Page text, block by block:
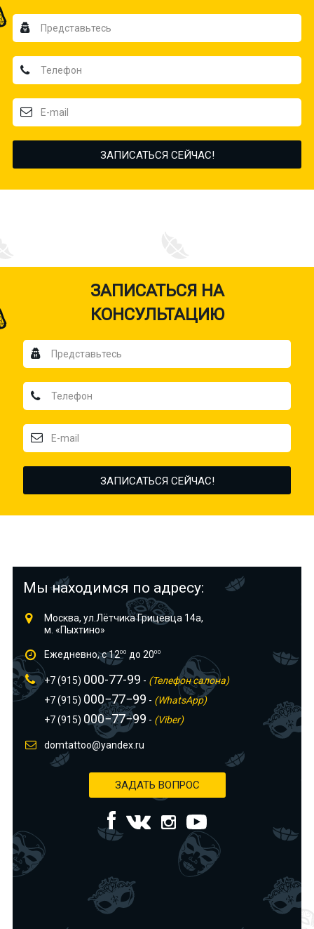
ЗАПИСАТЬСЯ НА
КОНСУЛЬТАЦИЮ
Мы находимся по адресу:
Москва, ул.Лётчика Грицевца 14а,
м. «Пыхтино»
Ежедневно, с 1200 до 2000
+7 (915) 000-77-99 - (Телефон салона)
+7 (915) 000−77−99 - (WhatsApp)
+7 (915) 000−77−99 - (Viber)
domtattoo@yandex.ru
ЗАДАТЬ ВОПРОС